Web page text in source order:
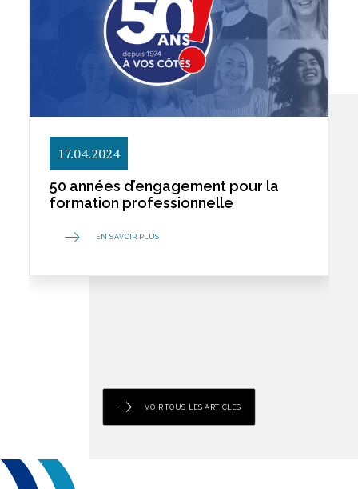
17.04.2024
50 années d’engagement pour la
formation professionnelle
EN SAVOIR PLUS
VOIR TOUS LES ARTICLES